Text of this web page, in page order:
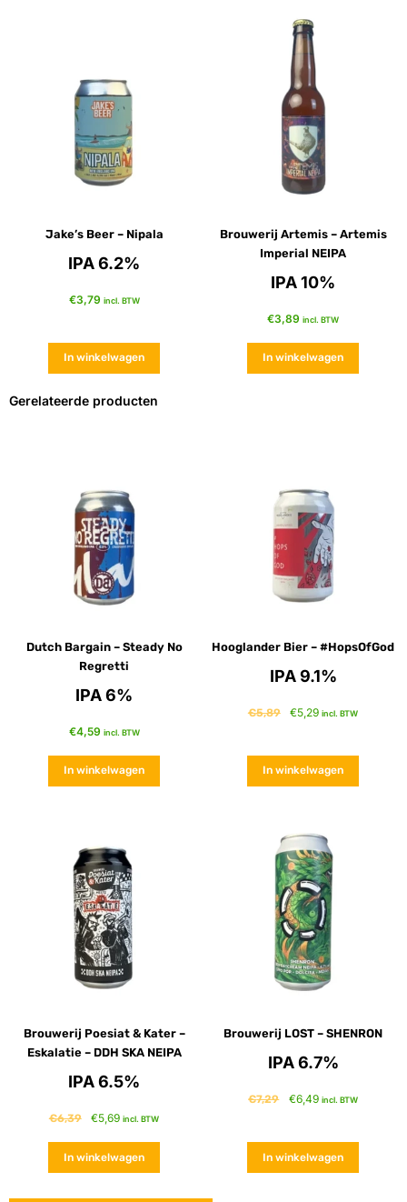
Jake’s Beer – Nipala
IPA 6.2%
€3,79 incl. BTW
In winkelwagen
Brouwerij Artemis – Artemis
Imperial NEIPA
IPA 10%
€3,89 incl. BTW
In winkelwagen
Gerelateerde producten
Dutch Bargain – Steady No
Regretti
IPA 6%
€4,59 incl. BTW
In winkelwagen
Hooglander Bier – #HopsOfGod
IPA 9.1%
€5,89 €5,29 incl. BTW
In winkelwagen
Brouwerij Poesiat & Kater –
Eskalatie – DDH SKA NEIPA
IPA 6.5%
€6,39 €5,69 incl. BTW
In winkelwagen
Brouwerij LOST – SHENRON
IPA 6.7%
€7,29 €6,49 incl. BTW
In winkelwagen